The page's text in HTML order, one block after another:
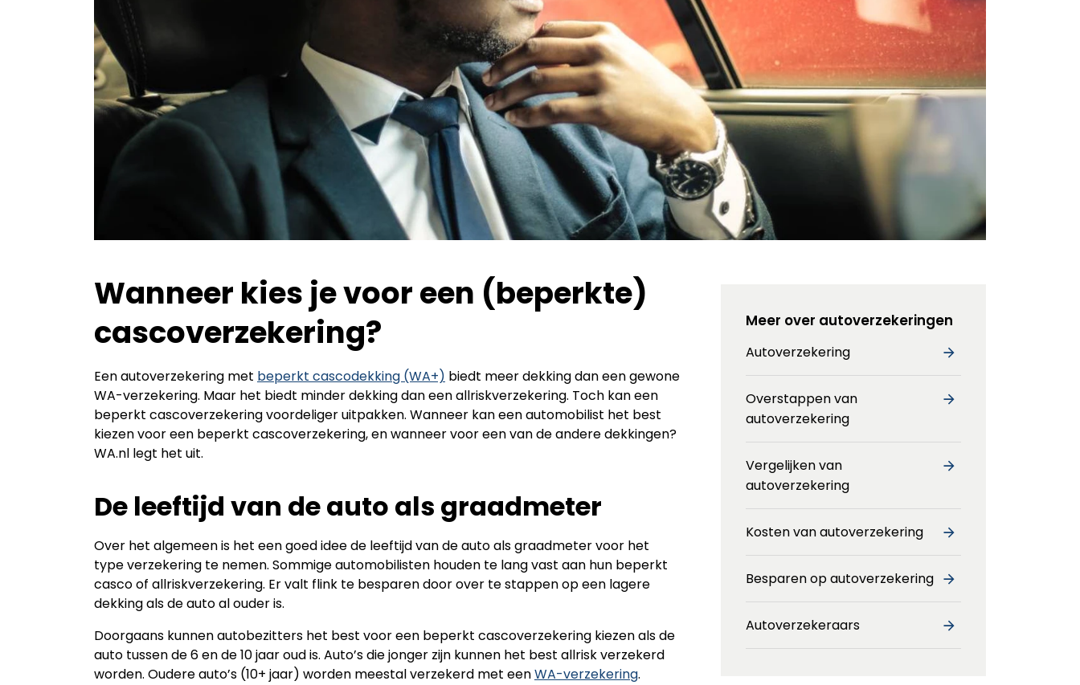
Wanneer kies je voor een (beperkte)
cascoverzekering?
Een autoverzekering met beperkt cascodekking (WA+) biedt meer dekking dan een gewone
WA-verzekering. Maar het biedt minder dekking dan een allriskverzekering. Toch kan een
beperkt cascoverzekering voordeliger uitpakken. Wanneer kan een automobilist het best
kiezen voor een beperkt cascoverzekering, en wanneer voor een van de andere dekkingen?
WA.nl legt het uit.
De leeftijd van de auto als graadmeter
Over het algemeen is het een goed idee de leeftijd van de auto als graadmeter voor het
type verzekering te nemen. Sommige automobilisten houden te lang vast aan hun beperkt
casco of allriskverzekering. Er valt flink te besparen door over te stappen op een lagere
dekking als de auto al ouder is.
Doorgaans kunnen autobezitters het best voor een beperkt cascoverzekering kiezen als de
auto tussen de 6 en de 10 jaar oud is. Auto’s die jonger zijn kunnen het best allrisk verzekerd
worden. Oudere auto’s (10+ jaar) worden meestal verzekerd met eenWA-verzekering.
Meer over autoverzekeringen
Autoverzekering
Overstappen van
autoverzekering
Vergelijken van
autoverzekering
Kosten van autoverzekering
Besparen op autoverzekering
Autoverzekeraars